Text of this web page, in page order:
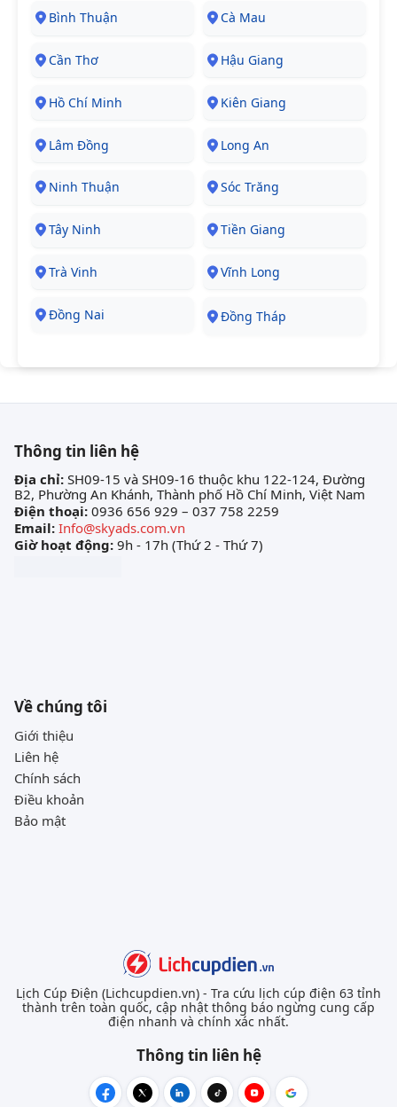
Bình Thuận Cà Mau
Cần Thơ Hậu Giang
Hồ Chí Minh Kiên Giang
Lâm Đồng Long An
Ninh Thuận Sóc Trăng
Tây Ninh Tiền Giang
Trà Vinh Vĩnh Long
Đồng Nai Đồng Tháp
Thông tin liên hệ
Địa chỉ: SH09-15 và SH09-16 thuộc khu 122-124, Đường
B2, Phường An Khánh, Thành phố Hồ Chí Minh, Việt Nam
Điện thoại: 0936 656 929 – 037 758 2259
Email: Info@skyads.com.vn
Giờ hoạt động: 9h - 17h (Thứ 2 - Thứ 7)
Về chúng tôi
Giới thiệu
Liên hệ
Chính sách
Điều khoản
Bảo mật
Lịch Cúp Điện (Lichcupdien.vn) - Tra cứu lịch cúp điện 63 tỉnh
thành trên toàn quốc, cập nhật thông báo ngừng cung cấp
điện nhanh và chính xác nhất.
Thông tin liên hệ